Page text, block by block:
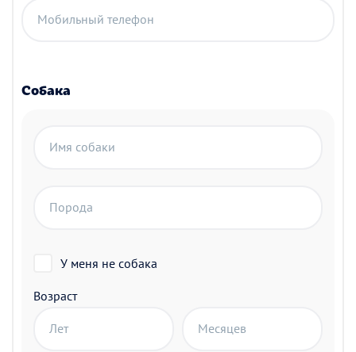
Мобильный телефон
Собака
Имя собаки
Порода
У меня не собака
Возраст
Лет Месяцев